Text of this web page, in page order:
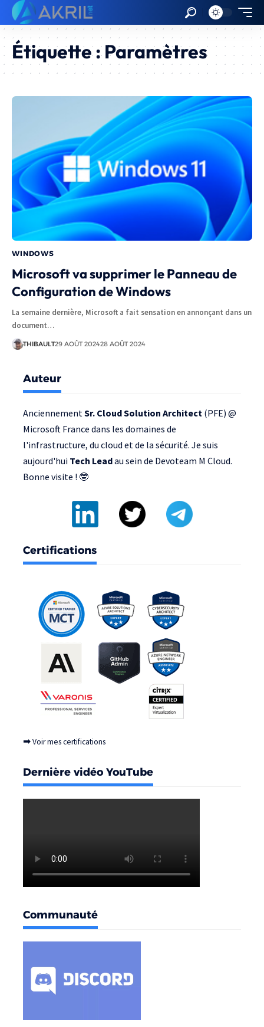
Étiquette :Paramètres
WINDOWS
Microsoft va supprimer le Panneau de
Configuration de Windows
La semaine dernière, Microsoft a fait sensation en annonçant dans un
document…
THIBAULT29 AOÛT 202428 AOÛT 2024
Auteur
Anciennement Sr. Cloud Solution Architect (PFE) @
Microsoft France dans les domaines de
l'infrastructure, du cloud et de la sécurité. Je suis
aujourd'hui Tech Leadau sein de Devoteam M Cloud.
Bonne visite ! 🤓
Certifications
➡Voir mes certifications
Dernière vidéo YouTube
Communauté